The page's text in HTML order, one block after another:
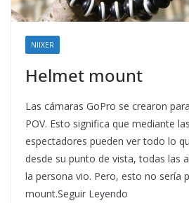
NIIXER
Helmet mount
Las cámaras GoPro se crearon
POV. Esto significa que mediante
espectadores pueden ver todo lo
desde su punto de vista, todas las
la persona vio. Pero, esto no sería
mount.Seguir Leyendo